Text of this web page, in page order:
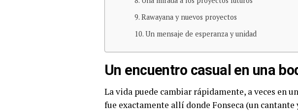
Rawayana y nuevos proyectos
Un mensaje de esperanza y unidad
Un encuentro casual en una
La vida puede cambiar rápidamente, a veces en
fue exactamente allí donde Fonseca (un